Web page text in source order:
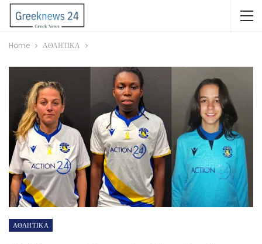
Home ΑΘΛΗΤΙΚΑ
ΑΘΛΗΤΙΚΑ